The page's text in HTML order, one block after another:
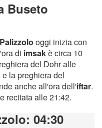
Buseto
oggi inizia con
di imsakè circa 10
del Dohr alle
la preghiera del
anche all'ora dell'iftar.
recitata alle 21:42.
: 04:30